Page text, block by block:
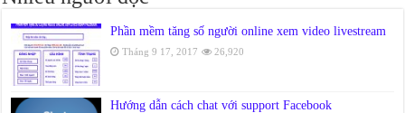
Phần mềm tăng số người online xem video livestream
Tháng 9 17, 2017 26,920
Hướng dẫn cách chat với support Facebook